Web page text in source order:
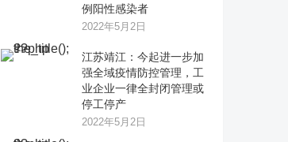
例阳性感染者
2022年5月2日
江苏靖江：今起进一步加
强全域疫情防控管理，工
业企业一律全封闭管理或
停工停产
2022年5月2日